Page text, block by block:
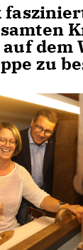
dem
zu